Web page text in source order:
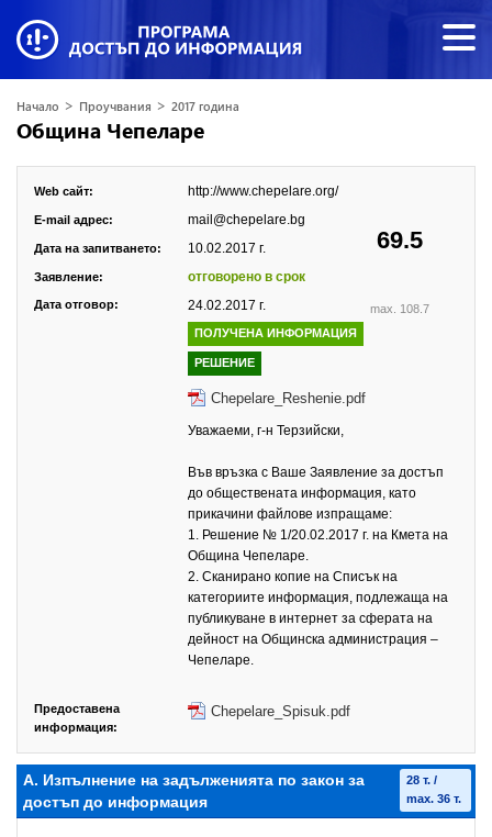
Начало > Проучвания > 2017 година
Община Чепеларе
69.5
max. 108.7
Web сайт: http://www.chepelare.org/
E-mail адрес: mail@chepelare.bg
Дата на запитването: 10.02.2017 г.
Заявление: отговорено в срок
Дата отговор: 24.02.2017 г.
ПОЛУЧЕНА ИНФОРМАЦИЯ
РЕШЕНИЕ
Chepelare_Reshenie.pdf
Уважаеми, г-н Терзийски,
Във връзка с Ваше Заявление за достъп
до обществената информация, като
прикачини файлове изпращаме:
1. Решение № 1/20.02.2017 г. на Кмета на
Община Чепеларе.
2. Сканирано копие на Списък на
категориите информация, подлежаща на
публикуване в интернет за сферата на
дейност на Общинска администрация –
Чепеларе.
Предоставена
информация:
Chepelare_Spisuk.pdf
А. Изпълнение на задълженията по закон за
достъп до информация
28 т. /
max. 36 т.